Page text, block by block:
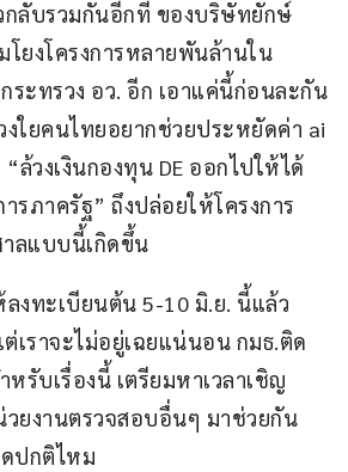
กลับรวมกันอีกที ของบริษัทยักษ์
ยงโครงการหลายพันล้านใน
ระทรวง อว. อีก เอาแค่นี้ก่อนละกัน
งใยคนไทยอยากช่วยประหยัดค่า ai
ล้วงเงินกองทุน DE ออกไปให้ได้
รภาครัฐ” ถึงปล่อยให้โครงการ
ลแบบนี้เกิดขึ้น
ลงทะเบียนต้น 5-10 มิ.ย. นี้แล้ว
ต่เราจะไม่อยู่เฉยแน่นอน กมธ.ติด
รับเรื่องนี้ เตรียมหาเวลาเชิญ
ยงานตรวจสอบอื่นๆ มาช่วยกัน
ปกติไหม